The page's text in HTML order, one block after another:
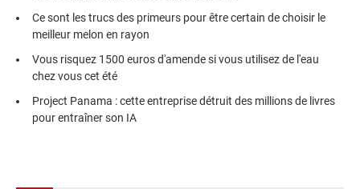
Ce sont les trucs des primeurs pour être certain de choisir le
meilleur melon en rayon
Vous risquez 1500 euros d'amende si vous utilisez de l'eau
chez vous cet été
Project Panama : cette entreprise détruit des millions de livres
pour entraîner son IA